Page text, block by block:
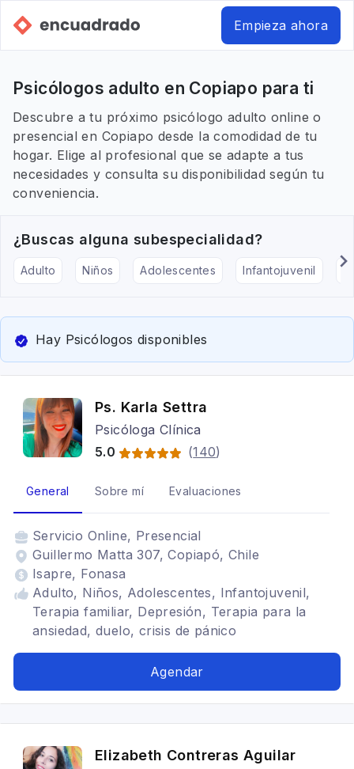
Empieza ahora
Psicólogos adulto en Copiapo para ti
Descubre a tu próximo psicólogo adulto online o
presencial en Copiapo desde la comodidad de tu
hogar. Elige al profesional que se adapte a tus
necesidades y consulta su disponibilidad según tu
conveniencia.
¿Buscas alguna subespecialidad?
Adulto Niños Adolescentes Infantojuvenil
Hay Psicólogos disponibles
Ps. Karla Settra
Psicóloga Clínica
5.0
(140)
General Sobre mí Evaluaciones
Servicio Online, Presencial
Guillermo Matta 307, Copiapó, Chile
Isapre, Fonasa
Adulto, Niños, Adolescentes, Infantojuvenil,
Terapia familiar, Depresión, Terapia para la
ansiedad, duelo, crisis de pánico
Agendar
Elizabeth Contreras Aguilar